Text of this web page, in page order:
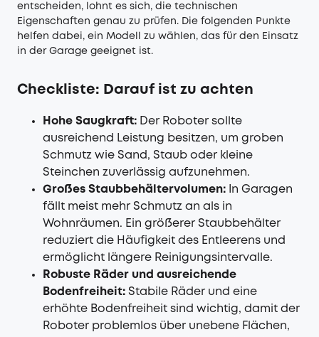
entscheiden, lohnt es sich, die technischen
Eigenschaften genau zu prüfen. Die folgenden Punkte
helfen dabei, ein Modell zu wählen, das für den Einsatz
in der Garage geeignet ist.
Checkliste: Darauf ist zu achten
Hohe Saugkraft: Der Roboter sollte
ausreichend Leistung besitzen, um groben
Schmutz wie Sand, Staub oder kleine
Steinchen zuverlässig aufzunehmen.
Großes Staubbehältervolumen: In Garagen
fällt meist mehr Schmutz an als in
Wohnräumen. Ein größerer Staubbehälter
reduziert die Häufigkeit des Entleerens und
ermöglicht längere Reinigungsintervalle.
Robuste Räder und ausreichende
Bodenfreiheit: Stabile Räder und eine
erhöhte Bodenfreiheit sind wichtig, damit der
Roboter problemlos über unebene Flächen,